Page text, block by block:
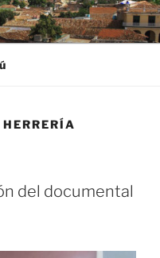
DIGITAL
del documental